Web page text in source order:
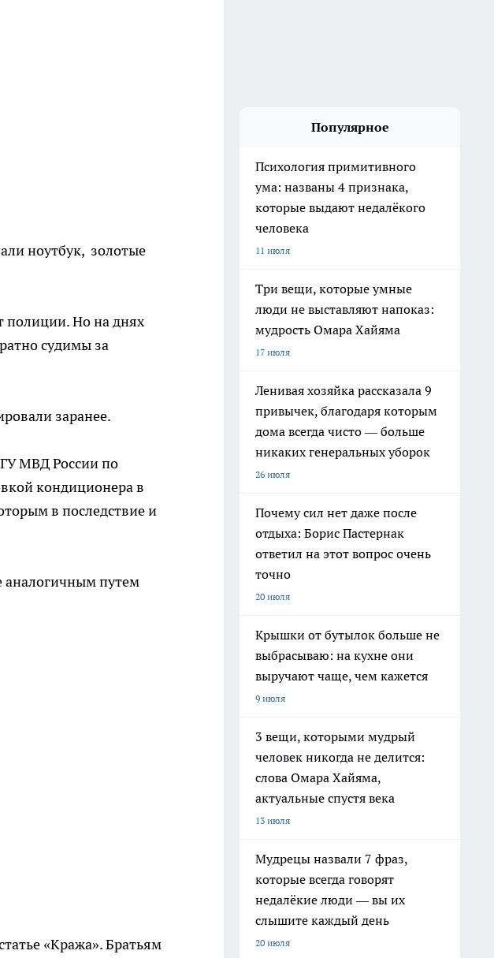
ноутбук, золотые
полиции. Но на днях
судимы за
заранее.
МВД России по
кондиционера в
в последствие и
аналогичным путем
«Кража». Братьям
Популярное
Психология примитивного
ума: названы 4 признака,
которые выдают недалёкого
человека
11 июля
Три вещи, которые умные
люди не выставляют напоказ:
мудрость Омара Хайяма
17 июля
Ленивая хозяйка рассказала 9
привычек, благодаря которым
дома всегда чисто — больше
никаких генеральных уборок
26 июля
Почему сил нет даже после
отдыха: Борис Пастернак
ответил на этот вопрос очень
точно
20 июля
Крышки от бутылок больше не
выбрасываю: на кухне они
выручают чаще, чем кажется
9 июля
3 вещи, которыми мудрый
человек никогда не делится:
слова Омара Хайяма,
актуальные спустя века
13 июля
Мудрецы назвали 7 фраз,
которые всегда говорят
недалёкие люди — вы их
слышите каждый день
20 июля